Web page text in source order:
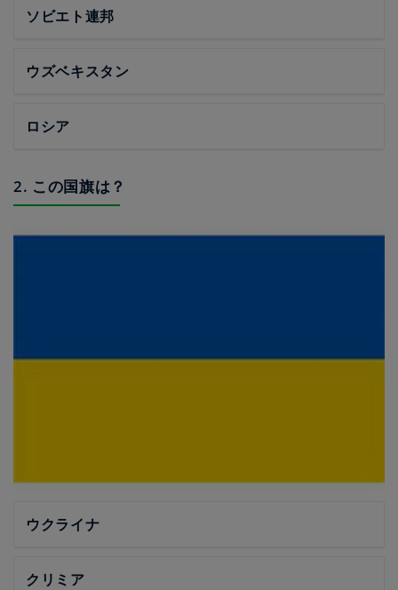
ソビエト連邦
ウズベキスタン
ロシア
2. この国旗は？
ウクライナ
クリミア